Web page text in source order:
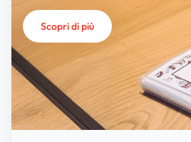
Scopri di più